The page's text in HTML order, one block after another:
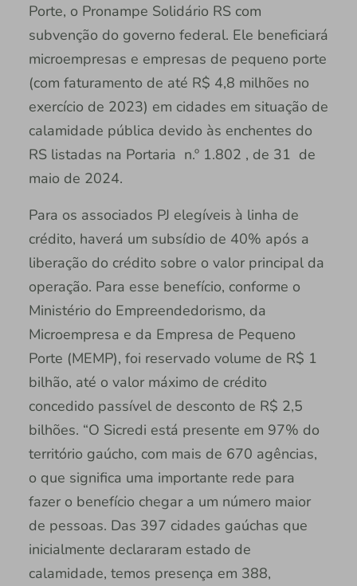
Porte, o Pronampe Solidário RS com
subvenção do governo federal. Ele beneficiará
microempresas e empresas de pequeno porte
(com faturamento de até R$ 4,8 milhões no
exercício de 2023) em cidades em situação de
calamidade pública devido às enchentes do
RS listadas na Portaria n.º 1.802 , de 31 de
maio de 2024.
Para os associados PJ elegíveis à linha de
crédito, haverá um subsídio de 40% após a
liberação do crédito sobre o valor principal da
operação. Para esse benefício, conforme o
Ministério do Empreendedorismo, da
Microempresa e da Empresa de Pequeno
Porte (MEMP), foi reservado volume de R$ 1
bilhão, até o valor máximo de crédito
concedido passível de desconto de R$ 2,5
bilhões. “O Sicredi está presente em 97% do
território gaúcho, com mais de 670 agências,
o que significa uma importante rede para
fazer o benefício chegar a um número maior
de pessoas. Das 397 cidades gaúchas que
inicialmente declararam estado de
calamidade, temos presença em 388,